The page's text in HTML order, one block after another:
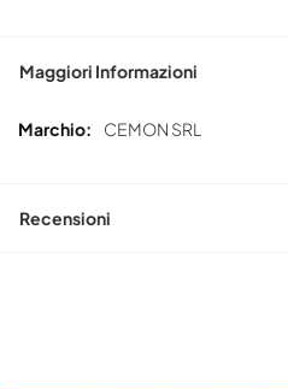
Maggiori Informazioni
Maggiori
CEMON SRL
Recensioni